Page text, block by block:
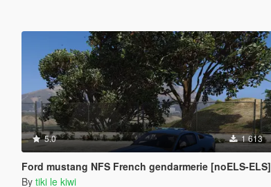
5.0 1 613
Ford mustang NFS French gendarmerie [noELS-ELS]
By tiki le kiwi